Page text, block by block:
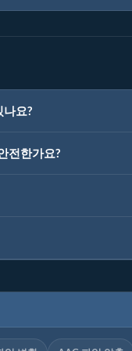
나요?
전한가요?